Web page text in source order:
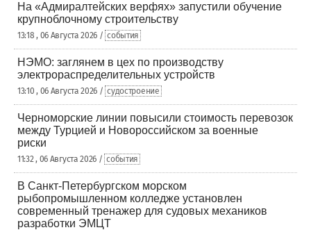
На «Адмиралтейских верфях» запустили обучение
крупноблочному строительству
13:18 , 06 Августа 2026 / события
НЭМО: заглянем в цех по производству
электрораспределительных устройств
13:10 , 06 Августа 2026 / судостроение
Черноморские линии повысили стоимость перевозок
между Турцией и Новороссийском за военные
риски
11:32 , 06 Августа 2026 / события
В Санкт-Петербургском морском
рыбопромышленном колледже установлен
современный тренажер для судовых механиков
разработки ЭМЦТ